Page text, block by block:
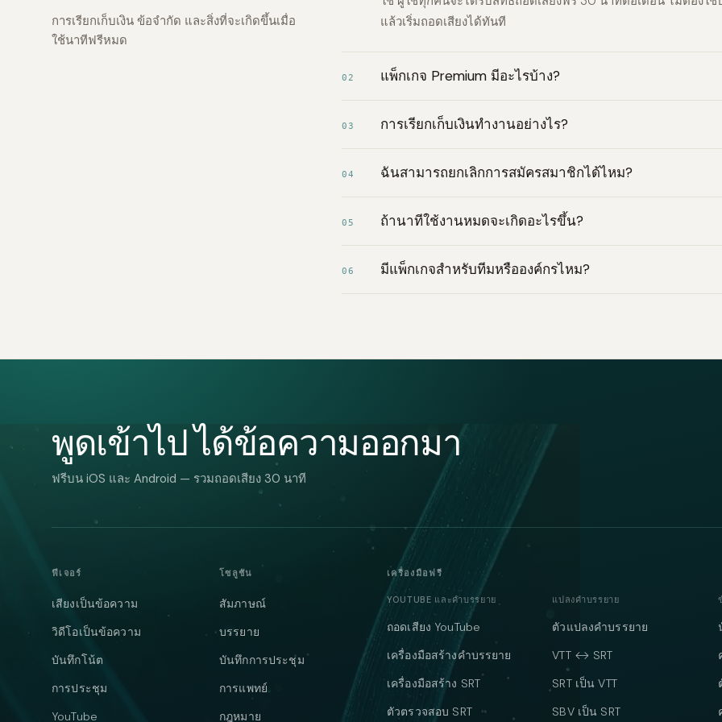
การเรียกเก็บเงิน ข้อจำกัด และสิ่งที่จะเกิดขึ้นเมื่อ
ใช้นาทีฟรีหมด
แล้วเริ่มถอดเสียงได้ทันที
02 แพ็กเกจ Premium มีอะไรบ้าง?
03 การเรียกเก็บเงินทำงานอย่างไร?
04 ฉันสามารถยกเลิกการสมัครสมาชิกได้ไหม?
05 ถ้านาทีใช้งานหมดจะเกิดอะไรขึ้น?
06 มีแพ็กเกจสำหรับทีมหรือองค์กรไหม?
พูดเข้าไป ได้ข้อความออกมา
ฟรีบน iOS และ Android — รวมถอดเสียง 30 นาที
ฟีเจอร์
เสียงเป็นข้อความ
วิดีโอเป็นข้อความ
บันทึกโน้ต
การประชุม
YouTube
โซลูชัน
สัมภาษณ์
บรรยาย
บันทึกการประชุม
การแพทย์
กฎหมาย
เครื่องมือฟรี
YOUTUBE และคำบรรยาย
ถอดเสียง YouTube
เครื่องมือสร้างคำบรรยาย
เครื่องมือสร้าง SRT
ตัวตรวจสอบ SRT
แปลงคำบรรยาย
ตัวแปลงคำบรรยาย
VTT ↔ SRT
SRT เป็น VTT
SBV เป็น SRT